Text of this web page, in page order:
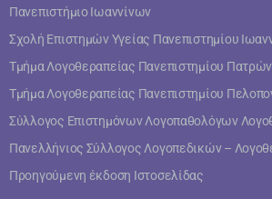
Πανεπιστήμιο Ιωαννίνων
Σχολή Επιστημών Υγείας Πανεπιστημίου
Τμήμα Λογοθεραπείας Πανεπιστημίου Πατρών
Τμήμα Λογοθεραπείας Πανεπιστημίου
Σύλλογος Επιστημόνων Λογοπαθολόγων
Πανελλήνιος Σύλλογος Λογοπεδικών –
Προηγούμενη έκδοση Ιστοσελίδας